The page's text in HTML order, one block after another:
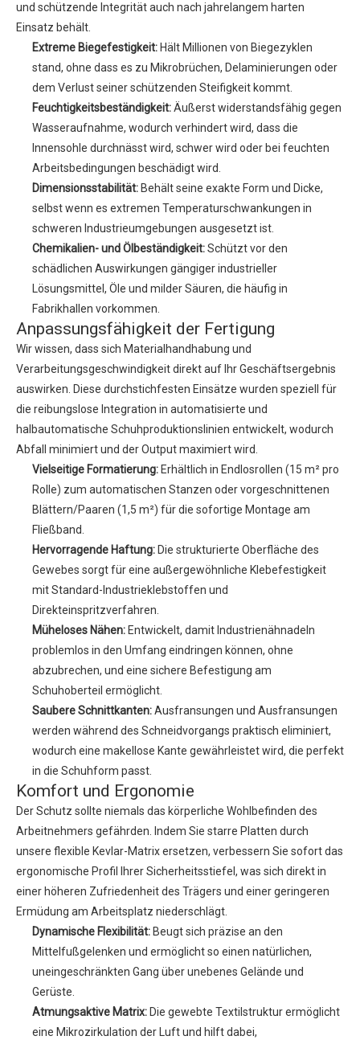
und schützende Integrität auch nach jahrelangem harten
Einsatz behält.
Extreme Biegefestigkeit: Hält Millionen von Biegezyklen
stand, ohne dass es zu Mikrobrüchen, Delaminierungen oder
dem Verlust seiner schützenden Steifigkeit kommt.
Feuchtigkeitsbeständigkeit:Äußerst widerstandsfähig gegen
Wasseraufnahme, wodurch verhindert wird, dass die
Innensohle durchnässt wird, schwer wird oder bei feuchten
Arbeitsbedingungen beschädigt wird.
Dimensionsstabilität: Behält seine exakte Form und Dicke,
selbst wenn es extremen Temperaturschwankungen in
schweren Industrieumgebungen ausgesetzt ist.
Chemikalien- und Ölbeständigkeit:Schützt vor den
schädlichen Auswirkungen gängiger industrieller
Lösungsmittel, Öle und milder Säuren, die häufig in
Fabrikhallen vorkommen.
Anpassungsfähigkeit der Fertigung
Wir wissen, dass sich Materialhandhabung und
Verarbeitungsgeschwindigkeit direkt auf Ihr Geschäftsergebnis
auswirken. Diese durchstichfesten Einsätze wurden speziell für
die reibungslose Integration in automatisierte und
halbautomatische Schuhproduktionslinien entwickelt, wodurch
Abfall minimiert und der Output maximiert wird.
Vielseitige Formatierung: Erhältlich in Endlosrollen (15 m² pro
Rolle) zum automatischen Stanzen oder vorgeschnittenen
Blättern/Paaren (1,5 m²) für die sofortige Montage am
Fließband.
Hervorragende Haftung: Die strukturierte Oberfläche des
Gewebes sorgt für eine außergewöhnliche Klebefestigkeit
mit Standard-Industrieklebstoffen und
Direkteinspritzverfahren.
Müheloses Nähen: Entwickelt, damit Industrienähnadeln
problemlos in den Umfang eindringen können, ohne
abzubrechen, und eine sichere Befestigung am
Schuhoberteil ermöglicht.
Saubere Schnittkanten:Ausfransungen und Ausfransungen
werden während des Schneidvorgangs praktisch eliminiert,
wodurch eine makellose Kante gewährleistet wird, die perfekt
in die Schuhform passt.
Komfort und Ergonomie
Der Schutz sollte niemals das körperliche Wohlbefinden des
Arbeitnehmers gefährden. Indem Sie starre Platten durch
unsere flexible Kevlar-Matrix ersetzen, verbessern Sie sofort das
ergonomische Profil Ihrer Sicherheitsstiefel, was sich direkt in
einer höheren Zufriedenheit des Trägers und einer geringeren
Ermüdung am Arbeitsplatz niederschlägt.
Dynamische Flexibilität: Beugt sich präzise an den
Mittelfußgelenken und ermöglicht so einen natürlichen,
uneingeschränkten Gang über unebenes Gelände und
Gerüste.
Atmungsaktive Matrix: Die gewebte Textilstruktur ermöglicht
eine Mikrozirkulation der Luft und hilft dabei,